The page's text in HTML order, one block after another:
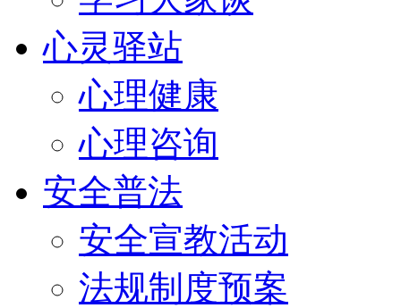
心灵驿站
心理健康
心理咨询
安全普法
安全宣教活动
法规制度预案